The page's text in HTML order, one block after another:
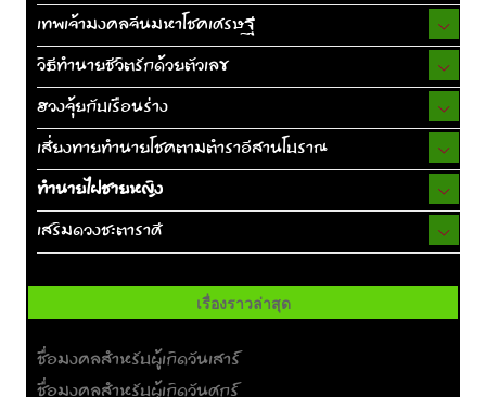
เทพเจ้ามงคลจีนมหาโชคเศรษฐี
วิธีทำนายชีวิตรักด้วยตัวเลข
ฮวงจุ้ยกับเรือนร่าง
เสี่ยงทายทำนายโชคตามตำราอีสานโบราณ
ทำนายไฝชายหญิง
เสริมดวงชะตาราศี
เรื่องราวล่าสุด
ชื่อมงคลสำหรับผู้เกิดวันเสาร์